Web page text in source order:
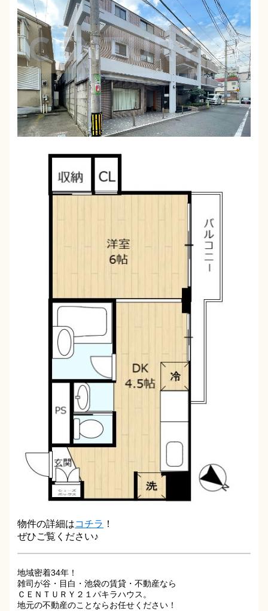
物件の詳細はコチラ ！
ぜひご覧ください♪
地域密着34年！
雑司が谷・目白・池袋の賃貸・不動産なら
ＣＥＮＴＵＲＹ２１パキラハウス。
地元の不動産のことならお任せください！